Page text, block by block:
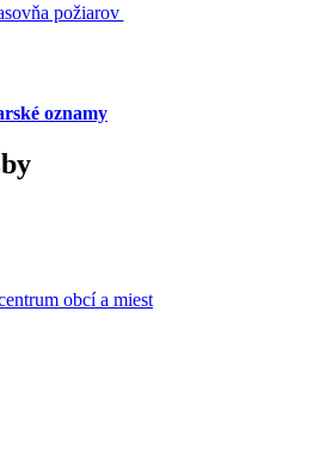
požiarov
oznamy
obcí a miest